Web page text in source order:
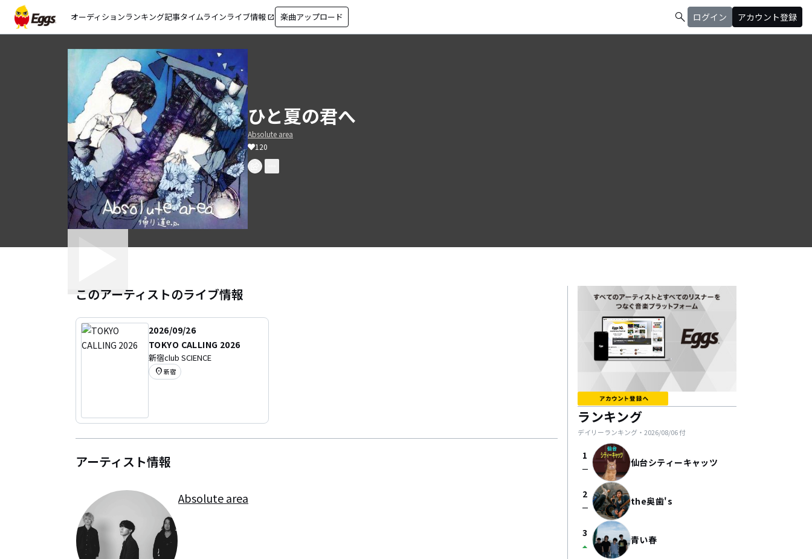
オーディションランキング記事タイムラインライブ情報 open_in_new 楽曲アップロード search ログイン アカウント登録
ひと夏の君へ
Absolute area
120
このアーティストのライブ情報
2026/09/26
TOKYO CALLING 2026
新宿club SCIENCE
location_on 新宿
アーティスト情報
Absolute area
ランキング
デイリーランキング・ 2026/08/06付
1
check_indeterminate_small 仙台シティーキャッツ
2
check_indeterminate_small the奥歯's
3
arrow_drop_up 青い春